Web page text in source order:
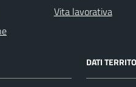
Vita lavorativa
DATI